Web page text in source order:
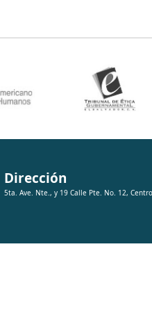
Dirección
5ta. Ave. Nte., y 19 Calle Pte. No. 12,